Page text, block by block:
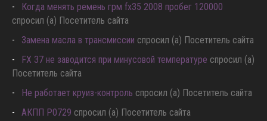
Когда менять ремень грм fx35 2008 пробег 120000
спросил (а) Посетитель сайта
Замена масла в трансмиссии спросил (а) Посетитель сайта
FX 37 не заводится при минусовой температуре спросил (а)
Посетитель сайта
Не работает круиз-контроль спросил (а) Посетитель сайта
АКПП P0729 спросил (а) Посетитель сайта